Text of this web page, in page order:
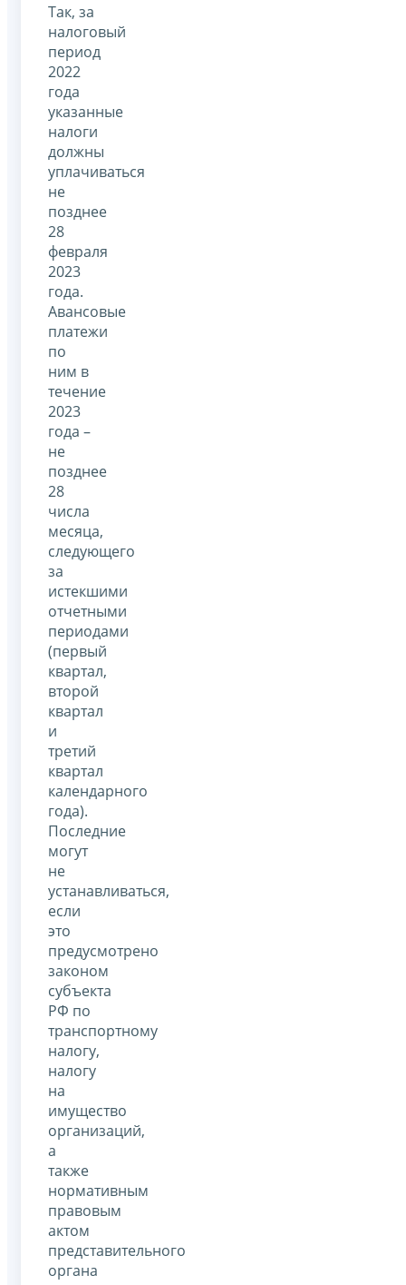
Так, за
налоговый
период
2022
года
указанные
налоги
должны
уплачиваться
не
позднее
28
февраля
2023
года.
Авансовые
платежи
по
ним в
течение
2023
года –
не
позднее
28
числа
месяца,
следующего
за
истекшими
отчетными
периодами
(первый
квартал,
второй
квартал
и
третий
квартал
календарного
года).
Последние
могут
не
устанавливаться,
если
это
предусмотрено
законом
субъекта
РФ по
транспортному
налогу,
налогу
на
имущество
организаций,
а
также
нормативным
правовым
актом
представительного
органа